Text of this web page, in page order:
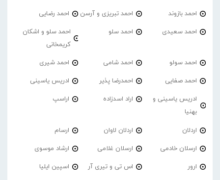
احمد بازوند احمد تبریزی و آرسن احمد‌ رضایی
احمد سعیدی احمد سلو
احمد سلو و اشکان
کریمخانی
احمد سولو احمد شامی احمد شیری
احمد صفایی احمدرضا پذیر ادریس یاسینی
ادریس یاسینی و
بهنیا
اراد اسدزاده اراسپ
اردلان اردلان لاوان ارسام
ارسلان خادمی ارسلان غلامی ارشاد موسوی
ارور اس تی و تیری آر اسپین ایلیا